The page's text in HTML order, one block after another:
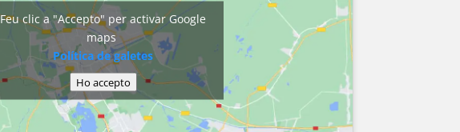
Feu clic a "Accepto" per activar Google
maps
Política de galetes
Ho accepto